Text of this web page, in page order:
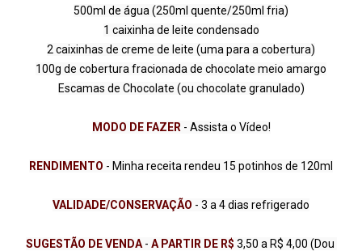
500ml de água (250ml quente/250ml fria)
1 caixinha de leite condensado
2 caixinhas de creme de leite (uma para a cobertura)
100g de cobertura fracionada de chocolate meio amargo
Escamas de Chocolate (ou chocolate granulado)
MODO DE FAZER - Assista o Vídeo!
RENDIMENTO
VALIDADE/CONSERVAÇÃO
SUGESTÃO DE VENDA - A PARTIR DE R$ 3,50 a R$ 4,00 (Dou